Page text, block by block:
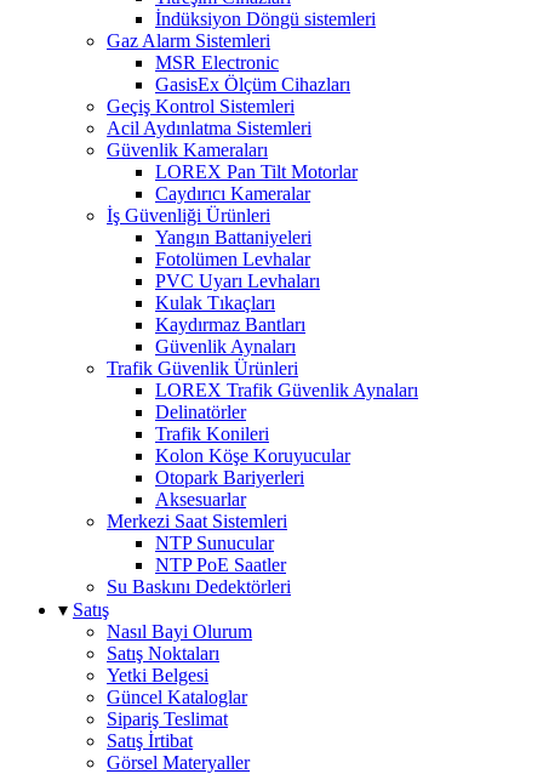
İndüksiyon Döngü sistemleri
Gaz Alarm Sistemleri
MSR Electronic
GasisEx Ölçüm Cihazları
Geçiş Kontrol Sistemleri
Acil Aydınlatma Sistemleri
Güvenlik Kameraları
LOREX Pan Tilt Motorlar
Caydırıcı Kameralar
İş Güvenliği Ürünleri
Yangın Battaniyeleri
Fotolümen Levhalar
PVC Uyarı Levhaları
Kulak Tıkaçları
Kaydırmaz Bantları
Güvenlik Aynaları
Trafik Güvenlik Ürünleri
LOREX Trafik Güvenlik Aynaları
Delinatörler
Trafik Konileri
Kolon Köşe Koruyucular
Otopark Bariyerleri
Aksesuarlar
Merkezi Saat Sistemleri
NTP Sunucular
NTP PoE Saatler
Su Baskını Dedektörleri
▾ Satış
Nasıl Bayi Olurum
Satış Noktaları
Yetki Belgesi
Güncel Kataloglar
Sipariş Teslimat
Satış İrtibat
Görsel Materyaller